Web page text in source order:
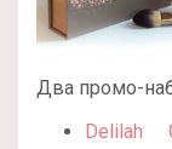
Два промо-
Delilah